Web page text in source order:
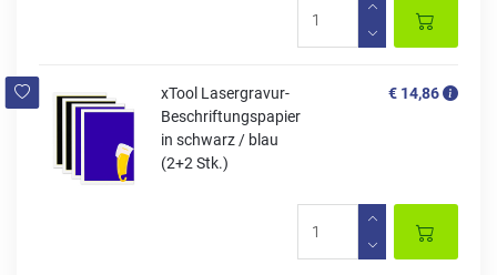
xTool Lasergravur-
Beschriftungspapier
in schwarz / blau
(2+2 Stk.)
€ 14,86